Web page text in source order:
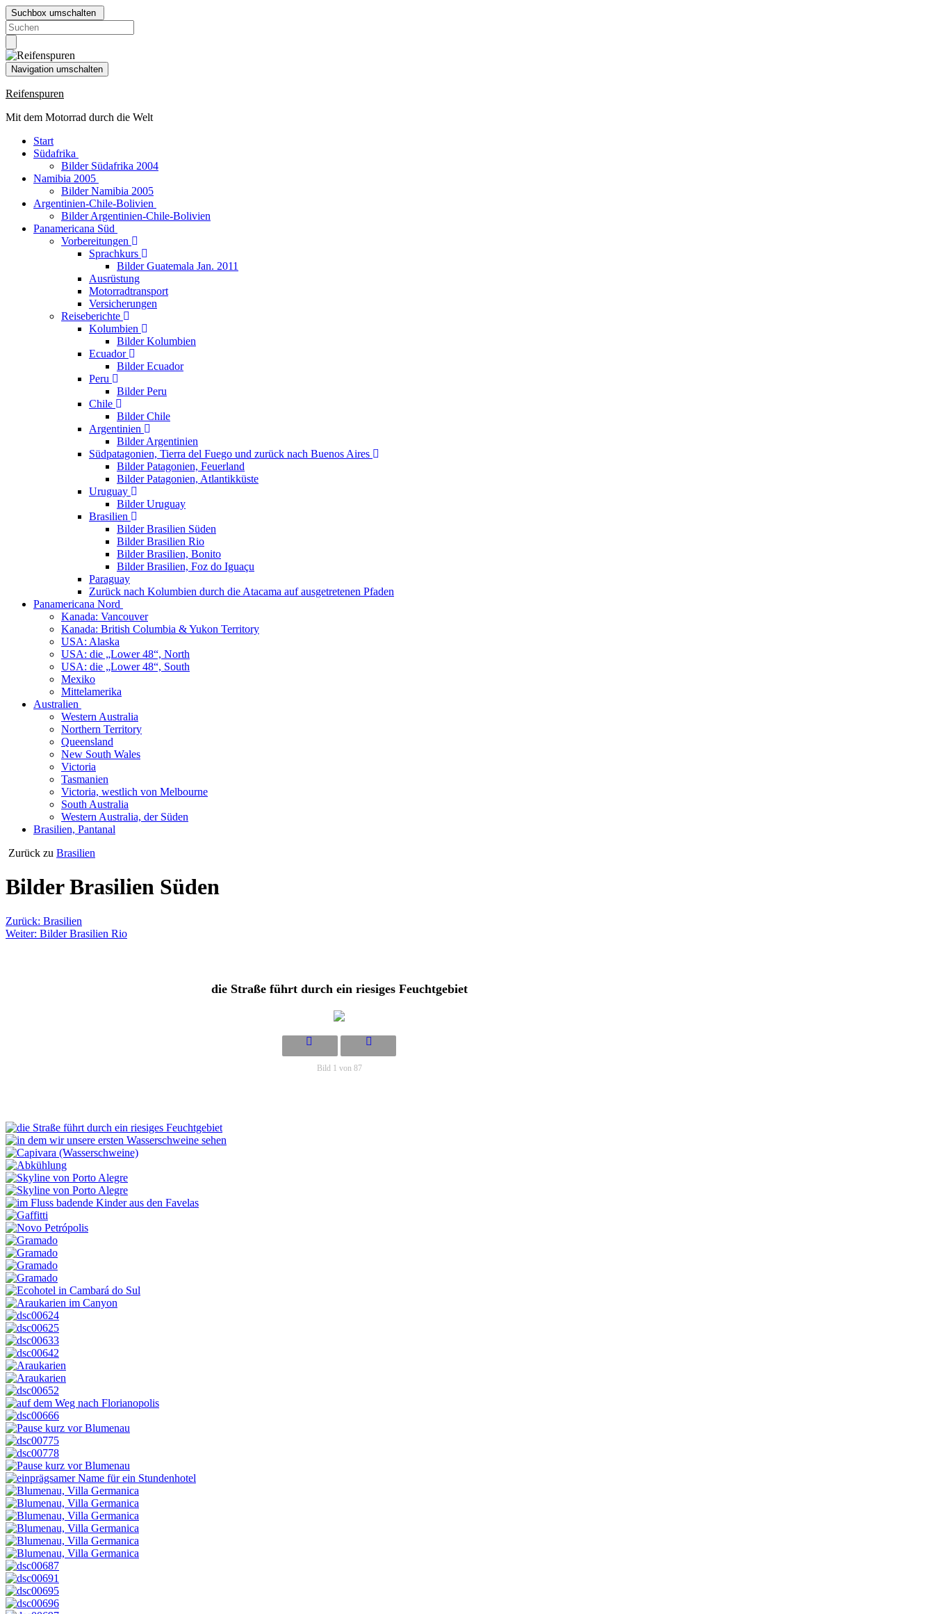
Suchbox umschalten
Search
for:
Navigation umschalten
Reifenspuren
Mit dem Motorrad durch die Welt
Start
Südafrika
Bilder Südafrika 2004
Namibia 2005
Bilder Namibia 2005
Argentinien-Chile-Bolivien
Bilder Argentinien-Chile-Bolivien
Panamericana Süd
Vorbereitungen
Sprachkurs
Bilder Guatemala Jan. 2011
Ausrüstung
Motorradtransport
Versicherungen
Reiseberichte
Kolumbien
Bilder Kolumbien
Ecuador
Bilder Ecuador
Peru
Bilder Peru
Chile
Bilder Chile
Argentinien
Bilder Argentinien
Südpatagonien, Tierra del Fuego und zurück nach Buenos Aires
Bilder Patagonien, Feuerland
Bilder Patagonien, Atlantikküste
Uruguay
Bilder Uruguay
Brasilien
Bilder Brasilien Süden
Bilder Brasilien Rio
Bilder Brasilien, Bonito
Bilder Brasilien, Foz do Iguaçu
Paraguay
Zurück nach Kolumbien durch die Atacama auf ausgetretenen Pfaden
Panamericana Nord
Kanada: Vancouver
Kanada: British Columbia & Yukon Territory
USA: Alaska
USA: die „Lower 48“, North
USA: die „Lower 48“, South
Mexiko
Mittelamerika
Australien
Western Australia
Northern Territory
Queensland
New South Wales
Victoria
Tasmanien
Victoria, westlich von Melbourne
South Australia
Western Australia, der Süden
Brasilien, Pantanal
Zurück zu Brasilien
Bilder Brasilien Süden
Zurück: Brasilien
Weiter: Bilder Brasilien Rio
die Straße führt durch ein riesiges Feuchtgebiet
Bild 1 von 87